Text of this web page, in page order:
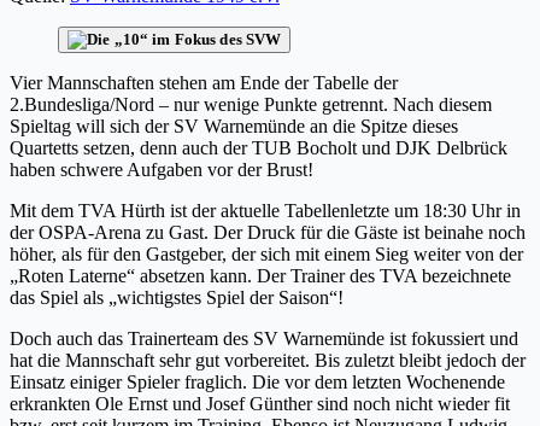
Vier Mannschaften stehen am Ende der Tabelle der
2.Bundesliga/Nord – nur wenige Punkte getrennt. Nach diesem
Spieltag will sich der SV Warnemünde an die Spitze dieses
Quartetts setzen, denn auch der TUB Bocholt und DJK Delbrück
haben schwere Aufgaben vor der Brust!
Mit dem TVA Hürth ist der aktuelle Tabellenletzte um 18:30 Uhr in
der OSPA-Arena zu Gast. Der Druck für die Gäste ist beinahe noch
höher, als für den Gastgeber, der sich mit einem Sieg weiter von der
„Roten Laterne“ absetzen kann. Der Trainer des TVA bezeichnete
das Spiel als „wichtigstes Spiel der Saison“!
Doch auch das Trainerteam des SV Warnemünde ist fokussiert und
hat die Mannschaft sehr gut vorbereitet. Bis zuletzt bleibt jedoch der
Einsatz einiger Spieler fraglich. Die vor dem letzten Wochenende
erkrankten Ole Ernst und Josef Günther sind noch nicht wieder fit